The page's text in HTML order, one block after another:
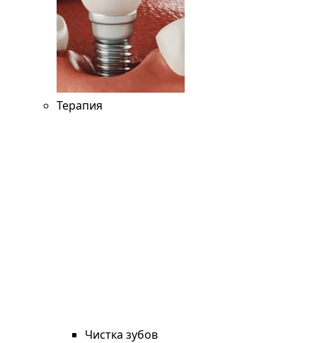
Терапия
Чистка зубов